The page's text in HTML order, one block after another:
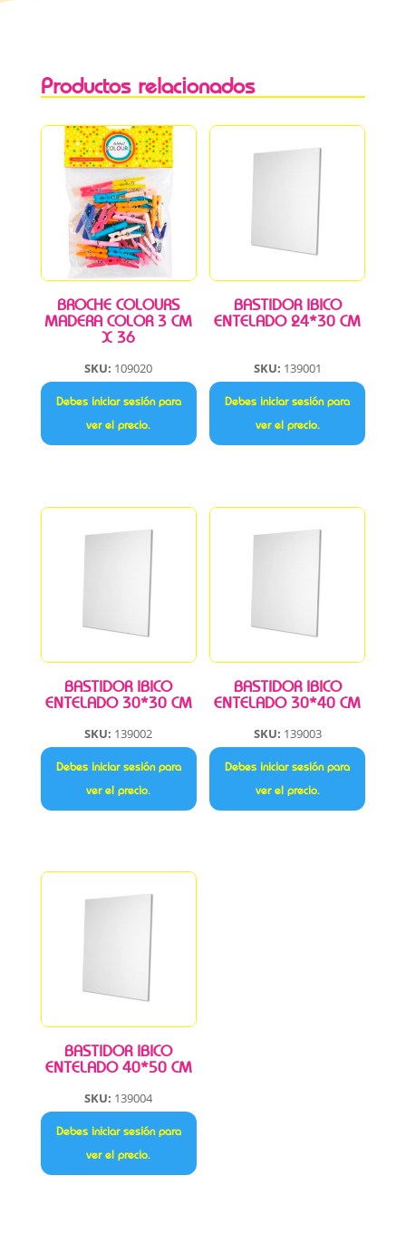
Productos relacionados
BROCHE COLOURS
MADERA COLOR 3 CM
X 36
SKU: 109020
Debes iniciar sesión para
ver el precio.
BASTIDOR IBICO
ENTELADO 24*30 CM
SKU: 139001
Debes iniciar sesión para
ver el precio.
BASTIDOR IBICO
ENTELADO 30*30 CM
SKU: 139002
Debes iniciar sesión para
ver el precio.
BASTIDOR IBICO
ENTELADO 30*40 CM
SKU: 139003
Debes iniciar sesión para
ver el precio.
BASTIDOR IBICO
ENTELADO 40*50 CM
SKU: 139004
Debes iniciar sesión para
ver el precio.